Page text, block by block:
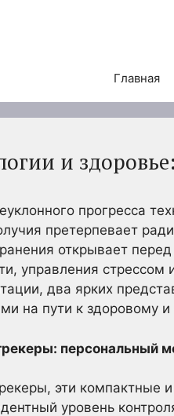
Главная
и
прогресса
претерпевает
открывает
управления
два ярких
на пути к здоровому
персональный
эти компактные
уровень